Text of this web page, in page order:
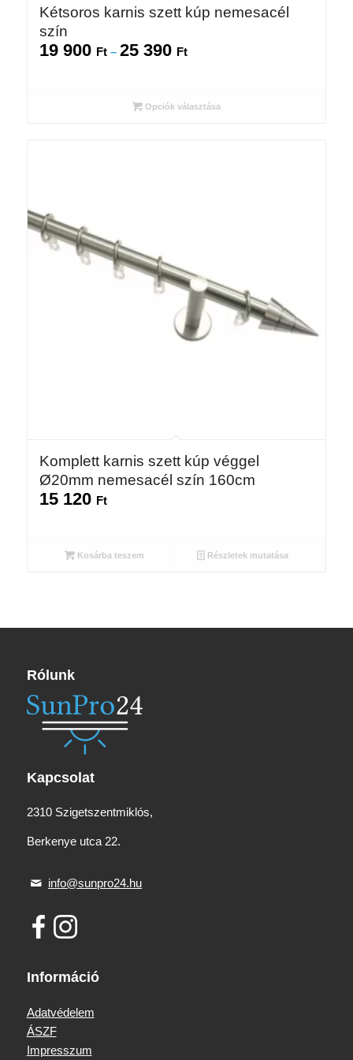
Kétsoros karnis szett kúp nemesacél
szín
19 900 Ft – 25 390 FtÁrtartomány:
-
Opciók választása
Komplett karnis szett kúp véggel
Ø20mm nemesacél szín 160cm
15 120 Ft
Kosárba teszem Részletek mutatása
Rólunk
Kapcsolat
2310 Szigetszentmiklós,
Berkenye utca 22.
info@sunpro24.hu
Információ
Adatvédelem
ÁSZF
Impresszum